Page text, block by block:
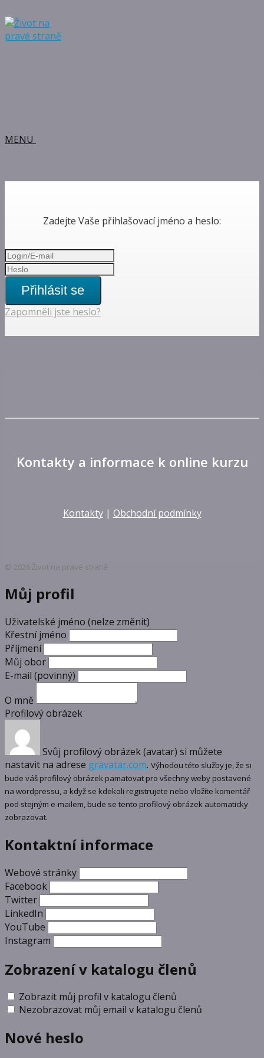
MENU
Zadejte Vaše přihlašovací jméno a heslo:
Přihlásit se
Zapomněli jste heslo?
Kontakty a informace k online kurzu
Kontakty| Obchodní podmínky
© 2026 Život na pravé straně
Můj profil
Uživatelské jméno (nelze změnit)
Křestní jméno
Příjmení
Můj obor
E-mail (povinný)
O mně
Profilový obrázek
Svůj profilový obrázek (avatar) si můžete
nastavit na adrese gravatar.com. Výhodou této služby je, že si
bude váš profilový obrázek pamatovat pro všechny weby postavené
na wordpressu, a když se kdekoli registrujete nebo vložíte komentář
pod stejným e-mailem, bude se tento profilový obrázek automaticky
zobrazovat.
Kontaktní informace
Webové stránky
Facebook
Twitter
LinkedIn
YouTube
Instagram
Zobrazení v katalogu členů
Zobrazit můj profil v katalogu členů
Nezobrazovat můj email v katalogu členů
Nové heslo